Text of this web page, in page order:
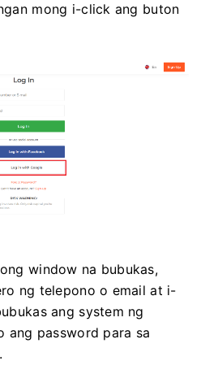
mong i-click ang buton
window na bubukas,
ng telepono o email at i-
ang system ng
ang password para sa